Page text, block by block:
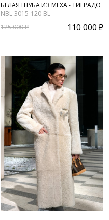
БЕЛАЯ ШУБА ИЗ МЕХА - ТИГРАДО
NBL-3015-120-BL
125 000 ₽
110 000 ₽